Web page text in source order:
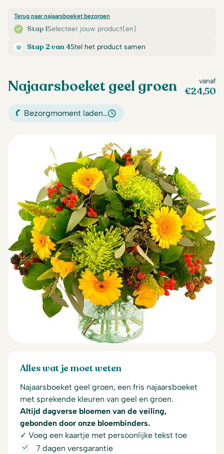
Stap 1Selecteer jouw product(en)
Terug naar najaarsboeket bezorgen
Stap 2 van 4Stel het product samen
Najaarsboeket geel groen vanaf
€24,50
Bezorgmoment laden…
Alles wat je moet weten
Najaarsboeket geel groen, een fris najaarsboeket
met sprekende kleuren van geel en groen.
Altijd dagverse bloemen van de veiling,
gebonden door onze bloembinders.
✓ Voeg een kaartje met persoonlijke tekst toe
7 dagen versgarantie